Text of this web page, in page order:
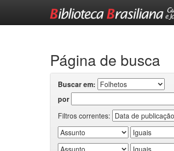
Página de busca
Buscar em:
por
Filtros correntes: